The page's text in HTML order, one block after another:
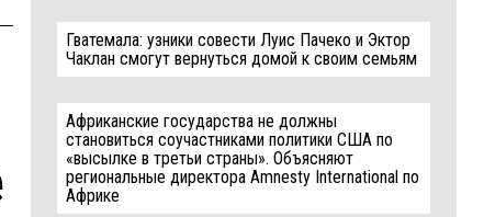
Гватемала: узники совести Луис Пачеко и Эктор
Чаклан смогут вернуться домой к своим семьям
Африканские государства не должны
становиться соучастниками политики США по
«высылке в третьи страны». Объясняют
региональные директора Amnesty International по
Африке